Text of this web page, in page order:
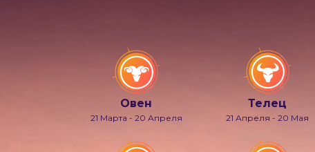
Овен
21 Марта - 20 Апреля
Телец
21 Апреля - 20 Мая